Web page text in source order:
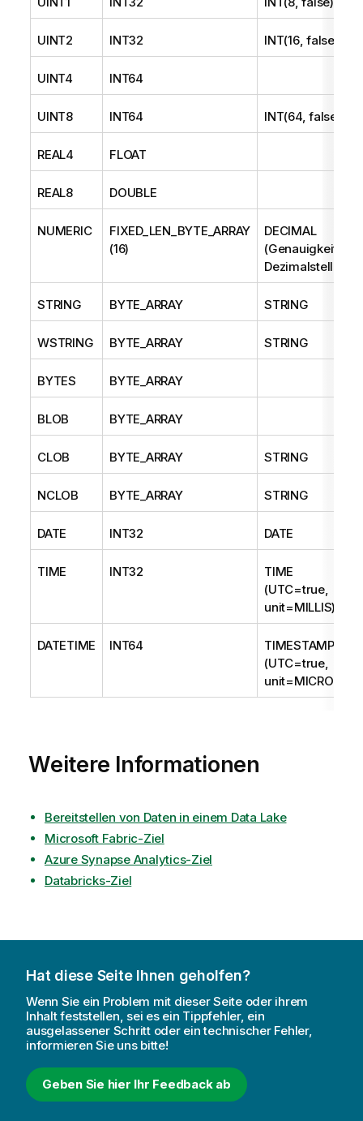
UINT2 INT32 INT(16, false)
UINT4 INT64
UINT8 INT64 INT(64, false)
REAL4 FLOAT
REAL8 DOUBLE
NUMERIC
FIXED_LEN_BYTE_ARRAY
(16)
DECIMAL
(Genauigkeit,
Dezimalstellen)
STRING BYTE_ARRAY STRING
WSTRING BYTE_ARRAY STRING
BYTES BYTE_ARRAY
BLOB BYTE_ARRAY
CLOB BYTE_ARRAY STRING
NCLOB BYTE_ARRAY STRING
DATE INT32 DATE
TIME INT32
TIME
(UTC=true,
unit=MILLIS)
DATETIME INT64
TIMESTAMP
(UTC=true,
unit=MICROS)
Weitere Informationen
Bereitstellen von Daten in einem Data Lake
Microsoft Fabric-Ziel
Azure Synapse Analytics-Ziel
Databricks-Ziel
Hat diese Seite Ihnen geholfen?
Wenn Sie ein Problem mit dieser Seite oder ihrem
Inhalt feststellen, sei es ein Tippfehler, ein
ausgelassener Schritt oder ein technischer Fehler,
informieren Sie uns bitte!
Geben Sie hier Ihr Feedback ab